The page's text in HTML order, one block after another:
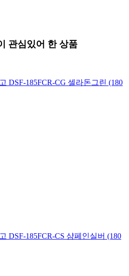
관심있어 한 상품
DSF-185FCR-CG 셀라돈그린 (180
DSF-185FCR-CS 샴페인실버 (180